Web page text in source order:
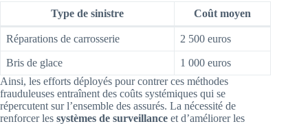
Type de sinistre Coût moyen
Réparations de carrosserie 2 500 euros
Bris de glace
1 000 euros
Ainsi, les efforts déployés pour contrer ces méthodes
frauduleuses entraînent des coûts systémiques qui se
répercutent sur l’ensemble des assurés. La nécessité de
renforcer les systèmes de surveillance et d’améliorer les